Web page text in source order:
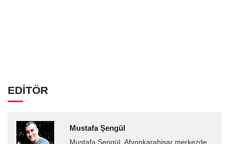
EDİTÖR
Mustafa Şengül
Mustafa Şengül, Afyonkarahisar merkezde